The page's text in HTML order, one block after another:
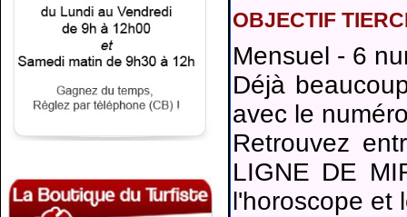
OBJECTIF
Mensuel - 6
Déjà
avec le
Retrouvez
LIGNE DE
l'horoscope et